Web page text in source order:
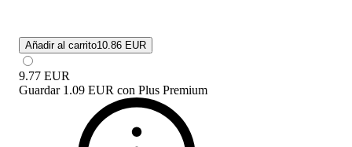
Añadir al carrito10.86 EUR
9.77 EUR
Guardar 1.09 EUR con Plus Premium